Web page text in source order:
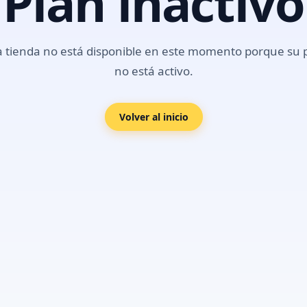
tienda no está disponible en este momento porque su
no está activo.
Volver al inicio